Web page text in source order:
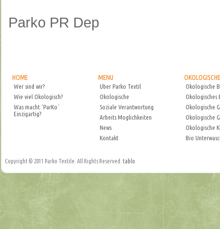
Parko PR Dep
HOME
Wer sind wir?
Wie viel Okologisch?
Was macht ´ParKo´
Einzigartig?
MENU
Uber Parko Textil
Okologische
Soziale Verantwortung
Arbeits Moglichkeiten
News
Kontakt
OKOLOGISCHE
Okologische
Okologisches
Okologische
Okologische
Okologische
Bio
Copyright © 2011 Parko Textile. All Rights Reserved. tablo